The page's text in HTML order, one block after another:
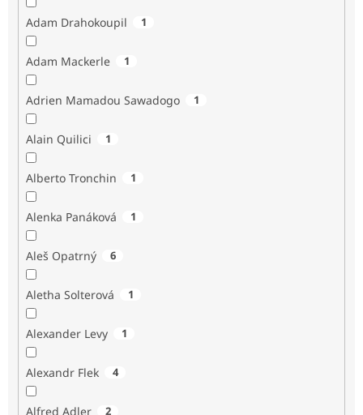
Adam Drahokoupil 1
Adam Mackerle 1
Adrien Mamadou Sawadogo 1
Alain Quilici 1
Alberto Tronchin 1
Alenka Panáková 1
Aleš Opatrný 6
Aletha Solterová 1
Alexander Levy 1
Alexandr Flek 4
Alfred Adler 2